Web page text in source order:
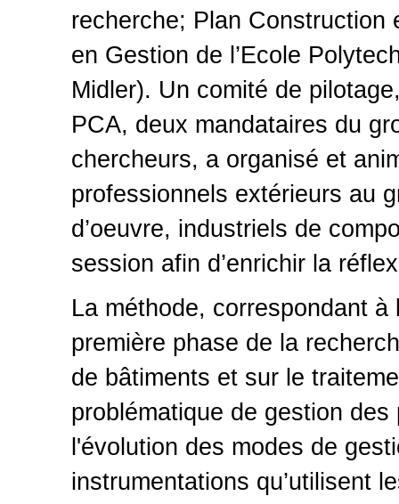
recherche; Plan Construction
en Gestion de l’Ecole
Midler). Un comité de
PCA, deux mandataires du
chercheurs, a organisé et
professionnels extérieurs au
d’oeuvre, industriels de
session afin d’enrichir la
La méthode, correspondant à
première phase de la
de bâtiments et sur le
problématique de gestion
l'évolution des modes de
instrumentations qu’utilisent